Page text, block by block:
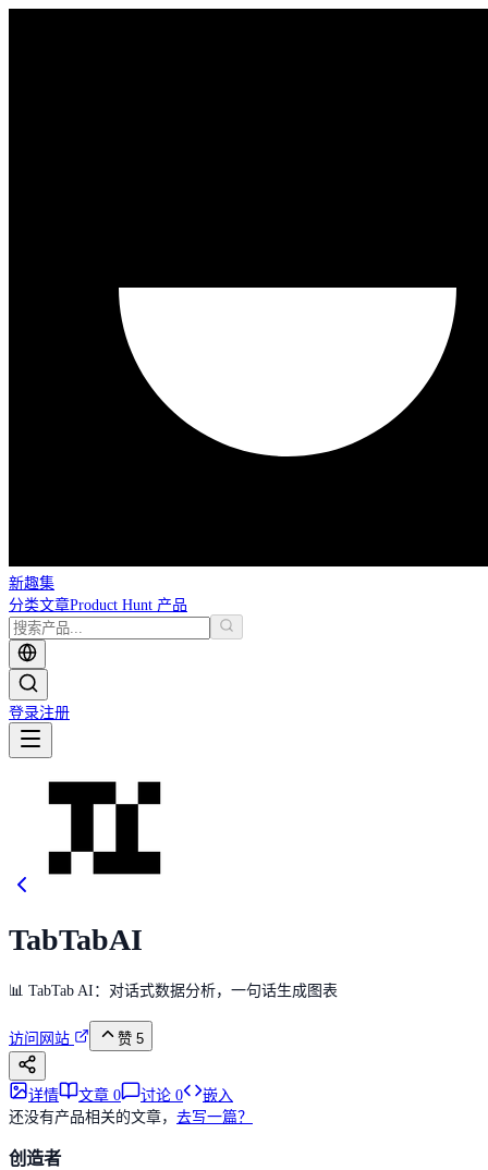
新趣集
分类文章Product Hunt 产品
登录注册
TabTabAI
📊 TabTab AI：对话式数据分析，一句话生成图表
访问网站 赞 5
详情 文章 0 讨论 0
嵌入
还没有产品相关的文章， 去写一篇？
创造者